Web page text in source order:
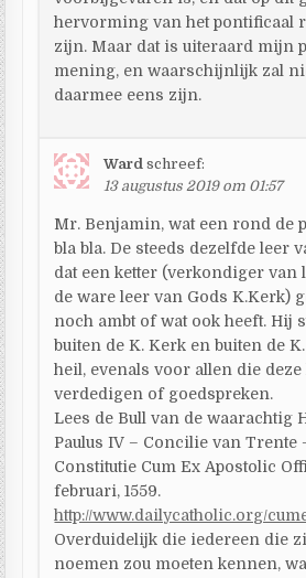
hervorming van het pontificaal
zijn. Maar dat is uiteraard mijn
mening, en waarschijnlijk zal
daarmee eens zijn.
Ward schreef:
13 augustus 2019 om 01:57
Mr. Benjamin, wat een rond de
bla bla. De steeds dezelfde leer
dat een ketter (verkondiger van
de ware leer van Gods K.Kerk)
noch ambt of wat ook heeft. Hij
buiten de K. Kerk en buiten de
heil, evenals voor allen die deze
verdedigen of goedspreken.
Lees de Bull van de waarachtig
Paulus IV – Concilie van Trente
Constitutie Cum Ex Apostolic
februari, 1559.
http://www.dailycatholic.org/
Overduidelijk die iedereen die
noemen zou moeten kennen,